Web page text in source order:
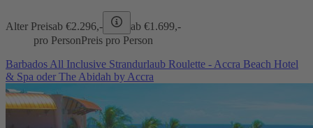
Alter Preisab €2.296,- ab €1.699,-
pro PersonPreis pro Person
Barbados All Inclusive Strandurlaub Roulette - Accra Beach Hotel
& Spa oder The Abidah by Accra